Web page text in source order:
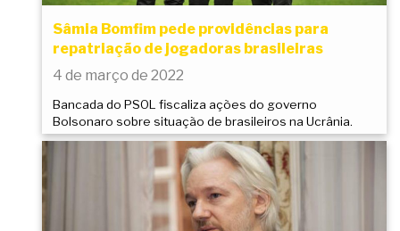
Sâmia Bomfim pede providências para
repatriação de jogadoras brasileiras
4 de março de 2022
Bancada do PSOL fiscaliza ações do governo
Bolsonaro sobre situação de brasileiros na Ucrânia.